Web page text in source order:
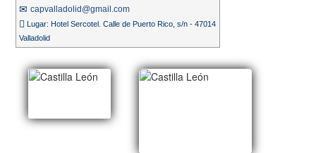
capvalladolid@gmail.com
Lugar: Hotel Sercotel. Calle de Puerto Rico, s/n - 47014
Valladolid